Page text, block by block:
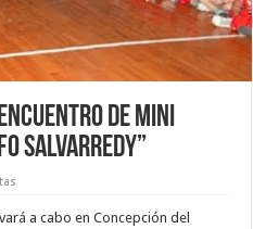
de mini
Salvarredy”
a cabo en Concepción del